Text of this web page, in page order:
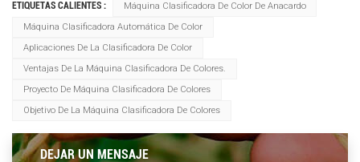
ETIQUETAS CALIENTES :
Máquina Clasificadora De Color De Anacardo
Máquina Clasificadora Automática De Color
Aplicaciones De La Clasificadora De Color
Ventajas De La Máquina Clasificadora De Colores.
Proyecto De Máquina Clasificadora De Colores
Objetivo De La Máquina Clasificadora De Colores
DEJAR UN MENSAJE